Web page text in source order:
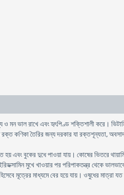
ও মন ভাল রাখে এবং হৃৎপিণ্ড শক্তিশালী করে।
কণিকা তৈরির জন্য দরকার যা রক্তশূন্যতা,
এবং বুকের দুধে পাওয়া যায়। কোষের ভিতরে
মুখে খাওয়ার পর পরিপাকতন্ত্র থেকে
মূত্রের মাধ্যমে বের হয়ে যায়। ওষুধের মাত্রা